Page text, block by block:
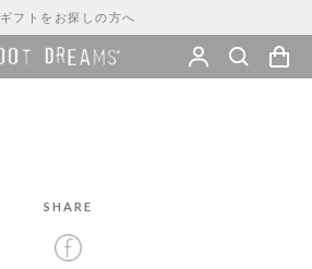
ギフトをお探しの方へ
SHARE